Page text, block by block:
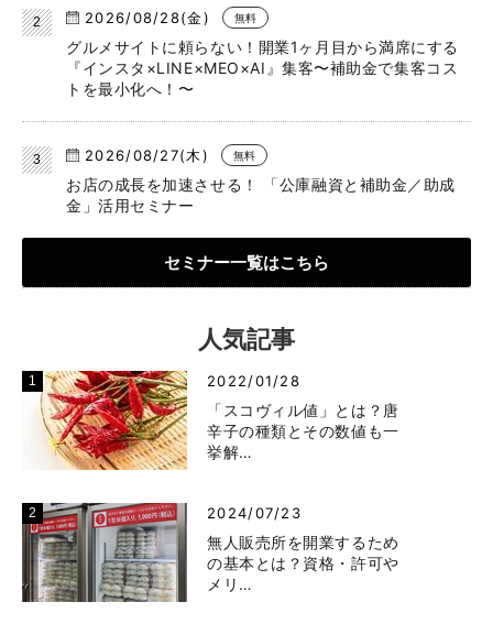
2026/08/28(金) 無料
グルメサイトに頼らない！開業1ヶ月目から満席にする
『インスタ×LINE×MEO×AI』集客〜補助金で集客コス
トを最小化へ！〜
2026/08/27(木) 無料
お店の成長を加速させる！ 「公庫融資と補助金／助成
金」活用セミナー
セミナー一覧はこちら
人気記事
2022/01/28
「スコヴィル値」とは？唐
辛子の種類とその数値も一
挙解…
2024/07/23
無人販売所を開業するため
の基本とは？資格・許可や
メリ…